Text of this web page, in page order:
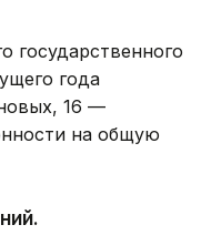
государственного
года
16 —
на общую